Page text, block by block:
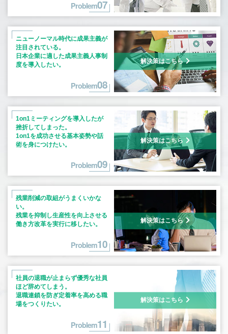
Problem07
ニューノーマル時代に成果主義が
注目 されている。
日本企業に適した成果主義人事制
度を導入したい。
Problem08
解決策はこちら
1on1ミーティングを導入したが
挫折してしまった。
1on1を成功させる基本姿勢や話
術を身につけたい。
Problem09
解決策はこちら
残業削減の取組がうまくいかな
い。
残業を抑制し生産性を向上させる
働き方改革を実行に移したい。
Problem10
解決策はこちら
社員の退職が止まらず優秀な社員
ほど辞めてしまう。
退職連鎖を防ぎ定着率を高める職
場をつくりたい。
Problem11
解決策はこちら